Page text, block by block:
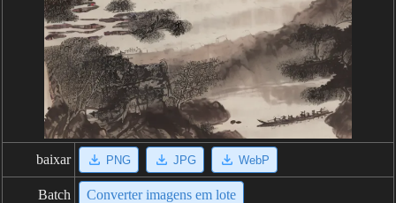
baixar PNG JPG WebP
Batch Converter imagens em lote